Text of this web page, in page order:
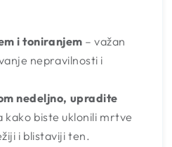
i toniranjem – važan
nepravilnosti i
nedeljno, upradite
kako biste uklonili mrtve
i blistaviji ten.